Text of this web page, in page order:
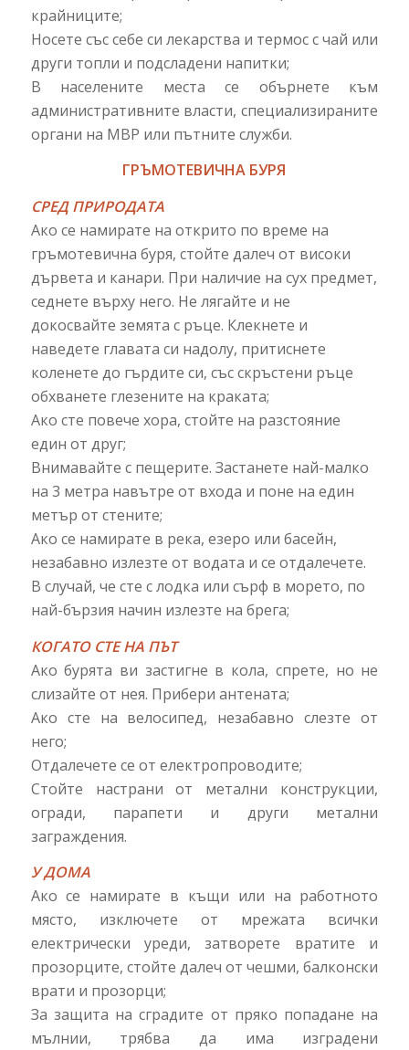
крайниците;
Носете със себе си лекарства и термос с чай или
други топли и подсладени напитки;
В населените места се обърнете към
административните власти, специализираните
органи на МВР или пътните служби.
ГРЪМОТЕВИЧНА БУРЯ
СРЕД ПРИРОДАТА
Ако се намирате на открито по време на
гръмотевична буря, стойте далеч от високи
дървета и канари. При наличие на сух предмет,
седнете върху него. Не лягайте и не
докосвайте земята с ръце. Клекнете и
наведете главата си надолу, притиснете
коленете до гърдите си, със скръстени ръце
обхванете глезените на краката;
Ако сте повече хора, стойте на разстояние
един от друг;
Внимавайте с пещерите. Застанете най-малко
на 3 метра навътре от входа и поне на един
метър от стените;
Ако се намирате в река, езеро или басейн,
незабавно излезте от водата и се отдалечете.
В случай, че сте с лодка или сърф в морето, по
най-бързия начин излезте на брега;
КОГАТО СТЕ НА ПЪТ
Ако бурята ви застигне в кола, спрете, но не
слизайте от нея. Прибери антената;
Ако сте на велосипед, незабавно слезте от
него;
Отдалечете се от електропроводите;
Стойте настрани от метални конструкции,
огради, парапети и други метални
заграждения.
У ДОМА
Ако се намирате в къщи или на работното
място, изключете от мрежата всички
електрически уреди, затворете вратите и
прозорците, стойте далеч от чешми, балконски
врати и прозорци;
За защита на сградите от пряко попадане на
мълнии, трябва да има изградени